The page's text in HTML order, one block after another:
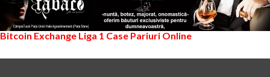
Bitcoin Exchange Liga 1 Case Pariuri Online